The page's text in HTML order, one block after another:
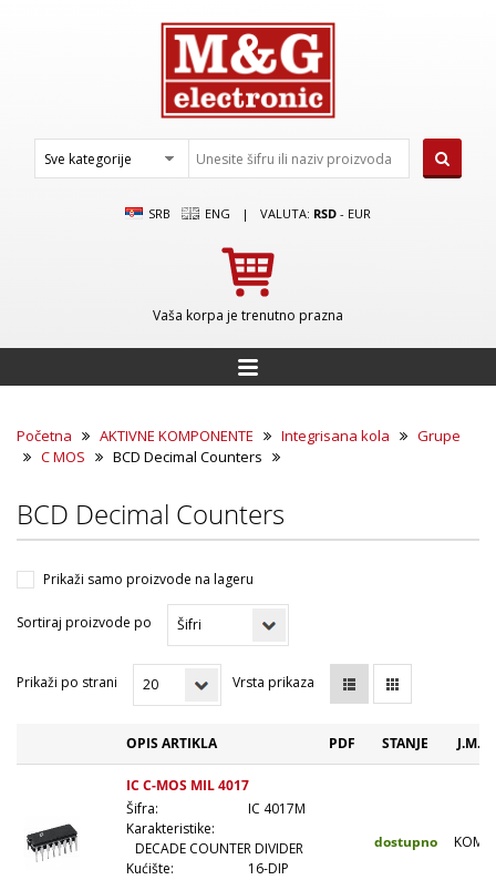
SRB ENG | VALUTA: RSD - EUR
Vaša korpa je trenutno prazna
Početna AKTIVNE KOMPONENTE Integrisana kola
Grupe
C MOS
BCD Decimal Counters
BCD Decimal Counters
Prikaži samo proizvode na lageru
Sortiraj proizvode po
Prikaži po strani Vrsta prikaza
OPIS ARTIKLA PDF STANJE J.M.
IC C-MOS MIL 4017
Šifra:
IC 4017M
Karakteristike:
DECADE COUNTER DIVIDER
Kućište:
16-DIP
dostupno KOM